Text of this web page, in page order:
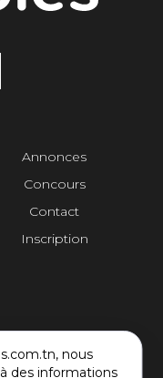
nous
des informations
Annonces
Concours
Contact
Inscription